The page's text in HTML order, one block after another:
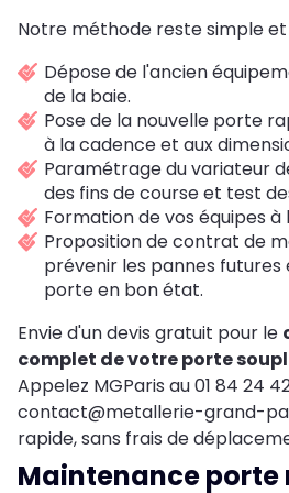
Notre méthode reste simple
Dépose de l'ancien
de la baie.
Pose de la nouvelle porte
à la cadence et aux
Paramétrage du variateur
des fins de course et test
Formation de vos équipes à
Proposition de contrat de
prévenir les pannes
porte en bon état.
Envie d'un devis gratuit pour le
complet de votre porte
Appelez MGParis au 01 84 24
contact@metallerie-grand-
rapide, sans frais de
Maintenance porte